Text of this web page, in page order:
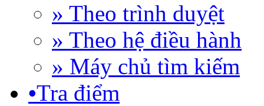
» Theo trình duyệt
» Theo hệ điều hành
» Máy chủ tìm kiếm
•Tra điểm